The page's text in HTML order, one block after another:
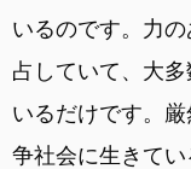
いるのです。力
占していて、大
いるだけです。
争社会に生きて